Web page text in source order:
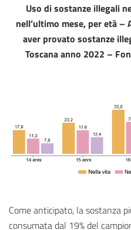
Uso di sostanze illegali
nell’ultimo mese, per età
aver provato sostanze
Toscana anno 2022 –
Come anticipato, la sostanza
consumata dal 19% del